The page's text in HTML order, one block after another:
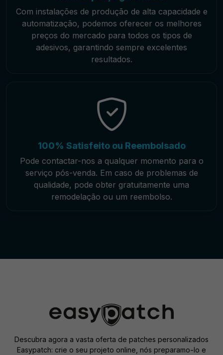
Com instalações de produção de alta capacidade e
automatização, podemos oferecer os melhores
preços do mercado para todos os tipos de
adesivos, garantindo sempre excelentes
resultados.
100% Satisfeito ou Reembolsado
Pode contactar-nos a qualquer momento para o
serviço pós-venda. Em caso de problemas de
qualidade, pode obter gratuitamente uma
remodelação ou um reembolso.
Descubra agora a vasta oferta de patches personalizados
Easypatch: crie o seu projeto online, nós preparamo-lo e